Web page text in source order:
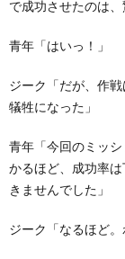
で成功させたのは、
青年「はいっ！」
ジーク「だが、作
犠牲になった」
青年「今回のミッ
かるほど、成功率
きませんでした」
ジーク「なるほど。